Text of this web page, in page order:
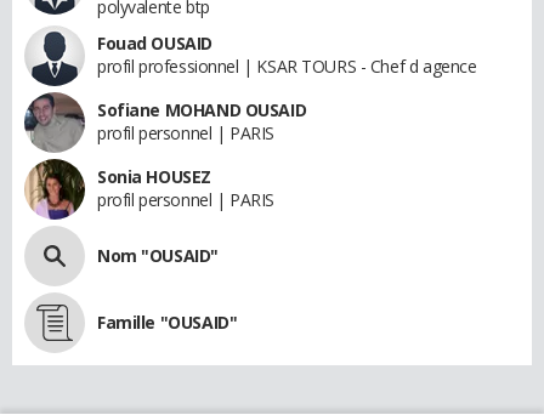
polyvalente btp
Fouad OUSAID
profil professionnel | KSAR TOURS - Chef d agence
Sofiane MOHAND OUSAID
profil personnel | PARIS
Sonia HOUSEZ
profil personnel | PARIS
Nom "OUSAID"
Famille "OUSAID"